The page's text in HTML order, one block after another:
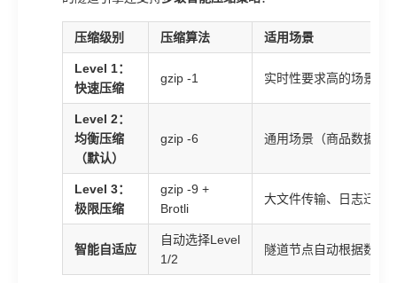
压缩级别 压缩算法 适用场景
Level 1：
快速压缩
gzip -1 实时性要求高的场景（
Level 2：
均衡压缩
（默认）
gzip -6 通用场景（商品数据采
Level 3：
极限压缩
gzip -9 +
Brotli
大文件传输、日志迁移
智能自适应
自动选择Level
1/2
隧道节点自动根据数据